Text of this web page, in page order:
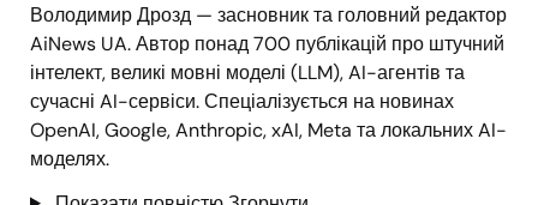
Володимир Дрозд — засновник та головний редактор
AiNews UA. Автор понад 700 публікацій про штучний
інтелект, великі мовні моделі (LLM), AI-агентів та
сучасні AI-сервіси. Спеціалізується на новинах
OpenAI, Google, Anthropic, xAI, Meta та локальних AI-
моделях.